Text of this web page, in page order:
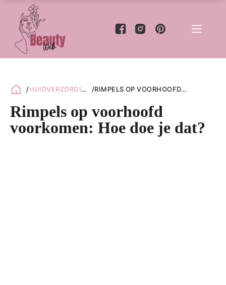
/HUIDVERZORGING /RIMPELS OP VOORHOOFD
Rimpels op voorhoofd
voorkomen: Hoe doe je dat?